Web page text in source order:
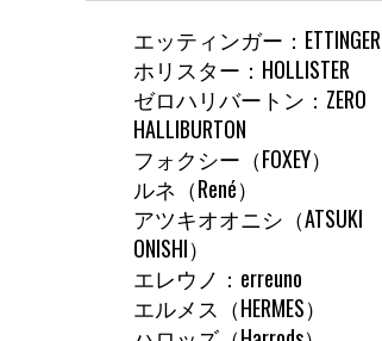
エッティンガー：ETTINGER
ホリスター：HOLLISTER
ゼロハリバートン：ZERO
HALLIBURTON
フォクシー（FOXEY）
ルネ（René）
アツキオオニシ（ATSUKI
ONISHI）
エレウノ：erreuno
エルメス（HERMES）